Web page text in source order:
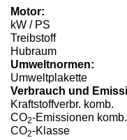
Motor:
kW / PS
Treibstoff
Hubraum
Umweltnormen:
Umweltplakette
Verbrauch und
Kraftstoffverbr. komb.
CO2-Emissionen komb.
CO2-Klasse